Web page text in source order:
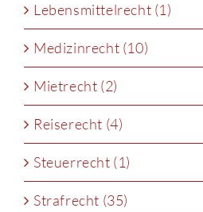
Lebensmittelrecht (1)
Medizinrecht (10)
Mietrecht (2)
Reiserecht (4)
Steuerrecht (1)
Strafrecht (35)